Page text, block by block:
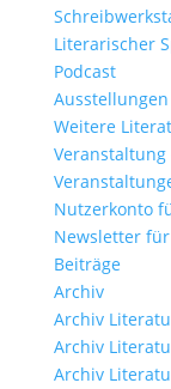
Literarischer
Podcast
Ausstellungen
Weitere
Nutzerkonto
Newsletter
Beiträge
Archiv
Archiv
Archiv
Archiv